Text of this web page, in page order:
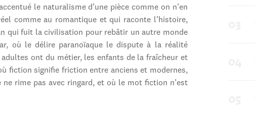
le naturalisme d’une pièce comme on n’en
comme au romantique et qui raconte l’histoire,
qui fuit la civilisation pour rebâtir un autre monde
où le délire paranoïaque le dispute à la réalité
ont du métier, les enfants de la fraîcheur et
fiction signifie friction entre anciens et modernes,
rime pas avec ringard, et où le mot fiction n’est